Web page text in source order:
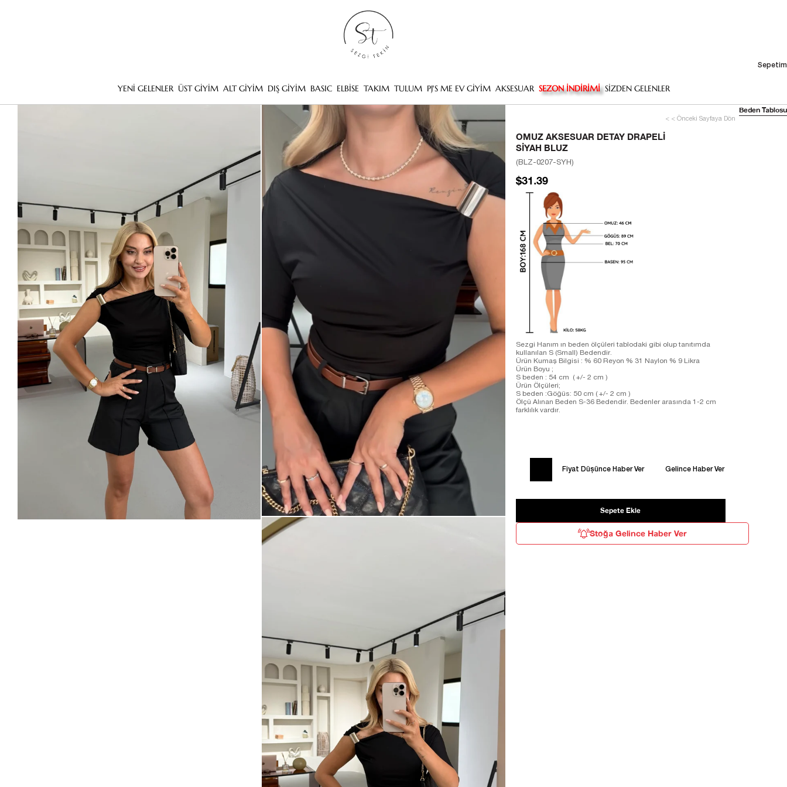
Sepetim
YENİ GELENLER ÜST GİYİM ALT GİYİM DIŞ GİYİM BASIC ELBİSE TAKIM TULUM PJ'S ME EV GİYİM AKSESUAR SEZON İNDİRİMİ SİZDEN GELENLER
< < Önceki Sayfaya Dön
OMUZ AKSESUAR DETAY DRAPELI
SIYAH BLUZ
(BLZ-0207-SYH)
$31.39
Sezgi Hanım ın beden ölçüleri tablodaki gibi olup tanıtımda
kullanılan S (Small) Bedendir.
Ürün Kumaş Bilgisi : % 60 Reyon % 31 Naylon % 9 Likra
Ürün Boyu ;
S beden : 54 cm ( +/- 2 cm )
Ürün Ölçüleri;
S beden :Göğüs: 50 cm ( +/- 2 cm )
Ölçü Alınan Beden S-36 Bedendir. Bedenler arasında 1-2 cm
farklılık vardır.
Fiyat Düşünce Haber Ver Gelince Haber Ver
Stoğa Gelince Haber Ver
Beden Tablosu